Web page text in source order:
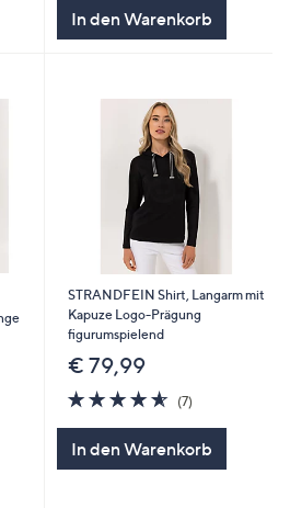
In den Warenkorb
STRANDFEIN Shirt, Langarm mit
Kapuze Logo-Prägung
figurumspielend
€ 79,99
4.6
von
5
(7)
In den Warenkorb